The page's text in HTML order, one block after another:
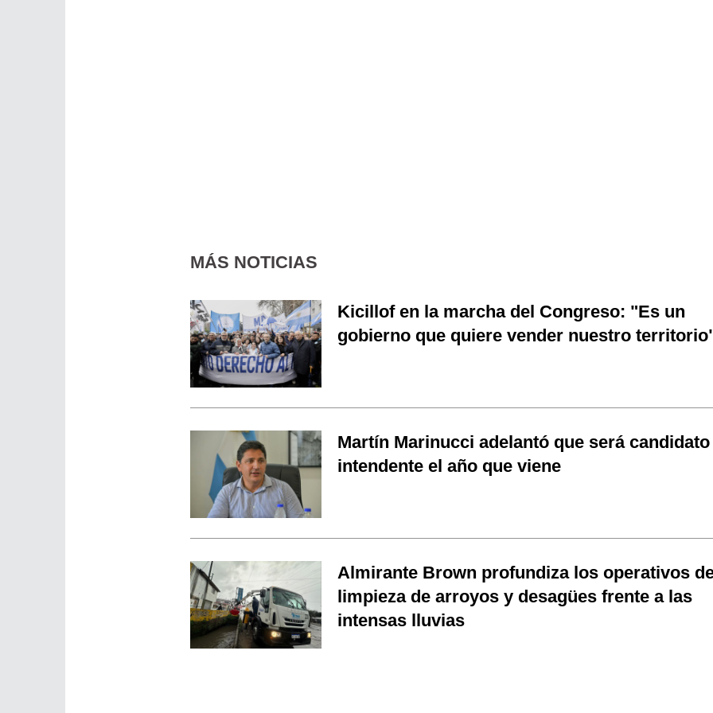
MÁS NOTICIAS
Kicillof en la marcha del Congreso: "Es un
gobierno que quiere vender nuestro
Martín Marinucci adelantó que será candidato
intendente el año que viene
Almirante Brown profundiza los operativos
limpieza de arroyos y desagües frente a las
intensas lluvias